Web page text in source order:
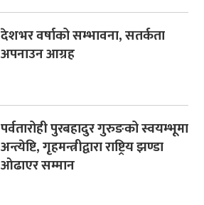
देशभर वर्षाको सम्भावना, सतर्कता
अपनाउन आग्रह
पर्वतारोही पुरबहादुर गुरुङको स्वयम्भूमा
अन्त्येष्टि, गृहमन्त्रीद्वारा राष्ट्रिय झण्डा
ओढाएर सम्मान